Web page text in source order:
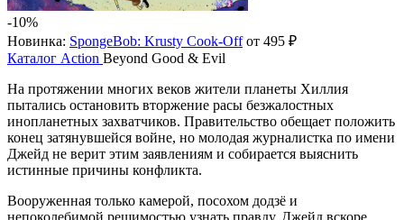
-10%
Новинка: SpongeBob: Krusty Cook-Offот 495 ₽
Каталог Action Beyond Good & Evil
На протяжении многих веков жители планеты Хиллия
пытались остановить вторжение расы безжалостных
инопланетных захватчиков. Правительство обещает положить
конец затянувшейся войне, но молодая журналистка по имени
Джейд не верит этим заявлениям и собирается выяснить
истинные причины конфликта.
Вооруженная только камерой, посохом додзё и
непоколебимой решимостью узнать правду, Джейд вскоре